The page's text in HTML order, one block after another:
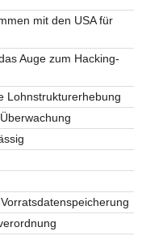
mit den USA für
Auge zum Hacking-
Lohnstrukturerhebung